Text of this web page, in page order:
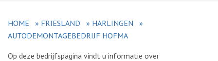
HOME » FRIESLAND » HARLINGEN
»
AUTODEMONTAGEBEDRIJF HOFMA
Op deze bedrijfspagina vindt u informatie over